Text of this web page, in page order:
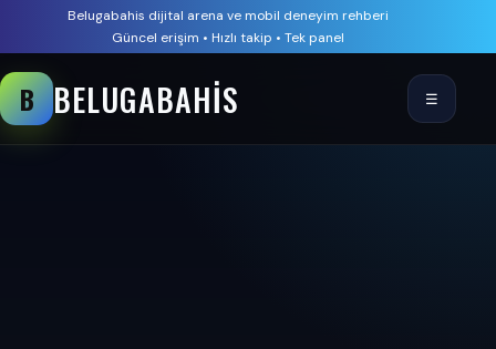
Belugabahis dijital arena ve mobil deneyim rehberi
Güncel erişim • Hızlı takip • Tek panel
B BELUGABAHIS ☰